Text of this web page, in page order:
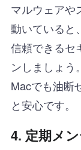
マルウェアや
動いていると
信頼できるセ
ンしましょう。
Macでも油断
と安心です。
4. 定期メ